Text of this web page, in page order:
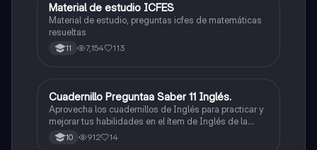
ICFES: Matemáticas
Material de estudio ICFES
Material de estudio, preguntas icfes de matemáticas
resueltas
11 7,154 113
ICFES: Inglés
Cuadernillo Preguntaa Saber 11 Inglés.
Aprovecha los cuadernillos de Inglés para practicar y
mejorar tus habilidades en el ítem de Inglés de la
Prueba Saber 11. 🫡
10 912 14